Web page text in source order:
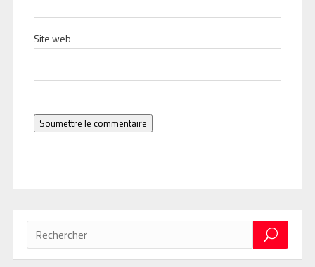
Site web
Soumettre le commentaire